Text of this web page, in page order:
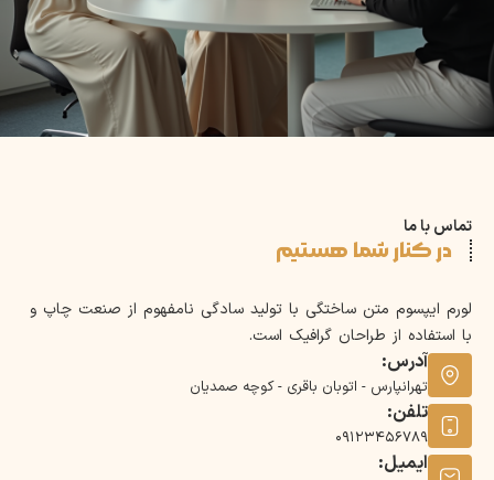
تماس با ما
در کنار شما هستیم
لورم ایپسوم متن ساختگی با تولید سادگی نامفهوم از صنعت چاپ و
با استفاده از طراحان گرافیک است.
آدرس:
تهرانپارس - اتوبان باقری - کوچه صمدیان
تلفن:
09123456789
ایمیل: